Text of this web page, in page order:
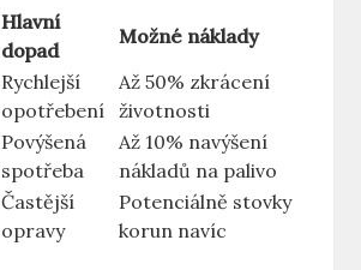
Hlavní
dopad
Možné náklady
Rychlejší
opotřebení
Až 50% zkrácení
životnosti
Povýšená
spotřeba
Až 10% navýšení
nákladů na palivo
Častější
opravy
Potenciálně stovky
korun navíc